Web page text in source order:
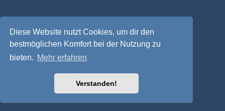
Diese Website nutzt Cookies, um dir den
bestmöglichen Komfort bei der Nutzung zu
bieten. Mehr erfahren
Verstanden!